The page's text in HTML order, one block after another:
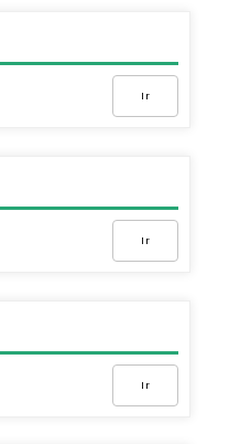
Ir
Ir
Ir